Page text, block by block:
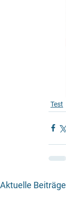
Test
Aktuelle Beiträge